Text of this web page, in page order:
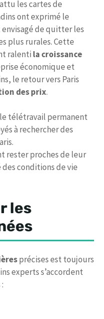
les cartes de
ont exprimé le
envisagé de quitter les
plus rurales. Cette
ralenti la croissance
économique et
le retour vers Paris
des prix.
télétravail permanent
à rechercher des
rester proches de leur
conditions de vie
les
précises est toujours
experts s’accordent